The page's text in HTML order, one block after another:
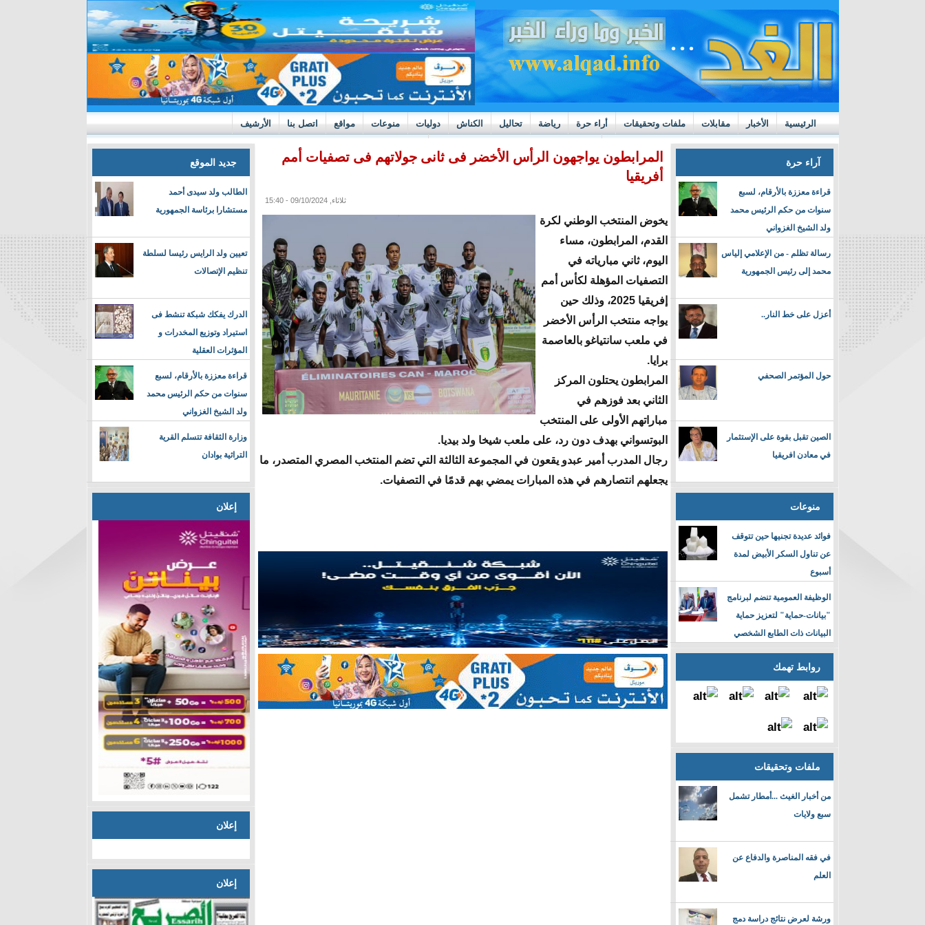
الرئيسية الأخبار مقابلات ملفات وتحقيقات أراء حرة رياضة تحاليل الكناش دوليات منوعات مواقع اتصل بنا الأرشيف
https://m.youtube.com/watch?v=GN10qW4W4hQ بوادر ثورة داخل قطاع العدالة في موريتانيا
آراء حرة
قراءة معززة بالأرقام، لسبع
سنوات من حكم الرئيس محمد
ولد الشيخ الغزواني
رسالة تظلم - من الإعلامي إلياس
محمد إلى رئيس الجمهورية
أعزل على خط النار..
حول المؤتمر الصحفي
الصين تقبل بقوة على الإستثمار
في معادن افريقيا
منوعات
فوائد عديدة تجنيها حين تتوقف
عن تناول السكر الأبيض لمدة
أسبوع
الوظيفة العمومية تنضم لبرنامج
"بيانات-حماية" لتعزيز حماية
البيانات ذات الطابع الشخصي
روابط تهمك
ملفات وتحقيقات
من أخبار الغيث ...أمطار تشمل
سبع ولايات
في فقه المناصرة والدفاع عن
العلم
ورشة لعرض نتائج دراسة دمج
المرابطون يواجهون الرأس الأخضر فى ثانى جولاتهم فى تصفيات أمم
أفريقيا
ثلاثاء, 09/10/2024 - 15:40
يخوض المنتخب الوطني لكرة
القدم، المرابطون، مساء
اليوم، ثاني مبارياته في
التصفيات المؤهلة لكأس أمم
إفريقيا 2025، وذلك حين
يواجه منتخب الرأس الأخضر
في ملعب سانتياغو بالعاصمة
برايا.
المرابطون يحتلون المركز
الثاني بعد فوزهم في
مباراتهم الأولى على المنتخب
البوتسواني بهدف دون رد، على ملعب شيخا ولد بيديا.
رجال المدرب أمير عبدو يقعون في المجموعة الثالثة التي تضم المنتخب المصري المتصدر، ما
يجعلهم انتصارهم في هذه المبارات يمضي بهم قدمًا في التصفيات.
جديد الموقع
الطالب ولد سيدى أحمد
مستشارا برئاسة الجمهورية
تعيين ولد الرايس رئيسا لسلطة
تنظيم الإتصالات
الدرك يفكك شبكة تنشط فى
استيراد وتوزيع المخدرات و
المؤثرات العقلية
قراءة معززة بالأرقام، لسبع
سنوات من حكم الرئيس محمد
ولد الشيخ الغزواني
وزارة الثقافة تتسلم القرية
التراثية بوادان
إعلان
إعلان
إعلان